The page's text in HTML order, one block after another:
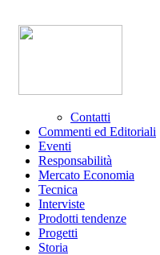
Contatti
Commenti ed Editoriali
Eventi
Responsabilità
Mercato Economia
Tecnica
Interviste
Prodotti tendenze
Progetti
Storia